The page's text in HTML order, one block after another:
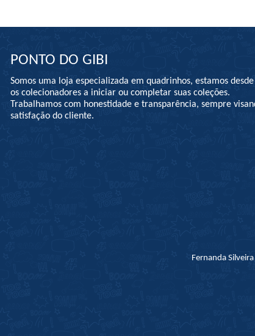
PONTO DO GIBI
Somos uma loja especializada em quadrinhos, estamos
os colecionadores a iniciar ou completar suas coleções.
Trabalhamos com honestidade e transparência, sempre
satisfação do cliente.
Fernanda